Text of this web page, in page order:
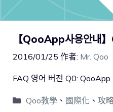
【QooApp사용안내
2016/01/25 作者: Mr. Qoo
FAQ 영어 버전 Q0: QooApp
Qoo教學、 國際化 、 攻